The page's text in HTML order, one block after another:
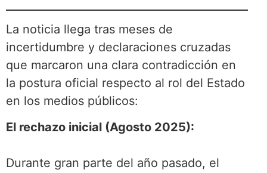
La noticia llega tras meses de
incertidumbre y declaraciones cruzadas
que marcaron una clara contradicción en
la postura oficial respecto al rol del Estado
en los medios públicos:
El rechazo inicial (Agosto 2025):
Durante gran parte del año pasado, el